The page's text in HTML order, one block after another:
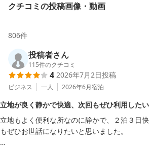
クチコミの投稿画像・動画
806件
投稿者さん
115件のクチコミ
4 2026年7月2日投稿
ビジネス 一人 2026年6月宿泊
立地が良く静かで快適、次回もぜひ利用したい
立地もよく便利な所なのに静かで、２泊３日
もぜひお世話になりたいと思いました。